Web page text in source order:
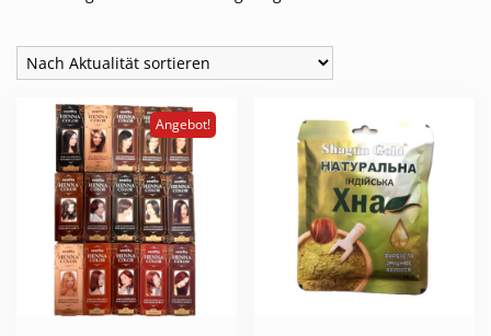
sortiert
Angebot!